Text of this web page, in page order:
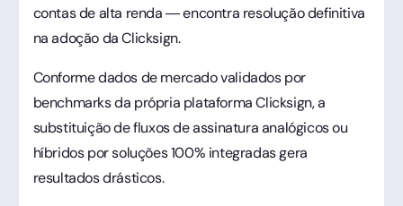
contas de alta renda — encontra resolução definitiva
na adoção da Clicksign.
Conforme dados de mercado validados por
benchmarks da própria plataforma Clicksign, a
substituição de fluxos de assinatura analógicos ou
híbridos por soluções 100% integradas gera
resultados drásticos.